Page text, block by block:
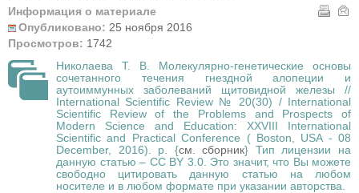
Информация о материале
Опубликовано: 25 ноября 2016
Просмотров: 1742
Николаева Т. В. Молекулярно-генетические основы
сочетанного течения гнездной алопеции и
аутоиммунных заболеваний щитовидной железы //
International Scientific Review № 20(30) / International
Scientific Review of the Problems and Prospects of
Modern Science and Education: XXVIII International
Scientific and Practical Conference ( Boston, USA - 08
December, 2016). p. {см. сборник} Тип лицензии на
данную статью – CC BY 3.0. Это значит, что Вы можете
свободно цитировать данную статью на любом
носителе и в любом формате при указании авторства.